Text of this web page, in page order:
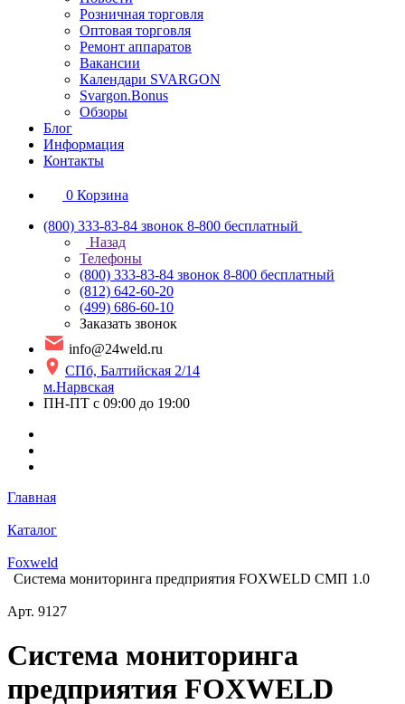
Розничная торговля
Оптовая торговля
Ремонт аппаратов
Вакансии
Календари SVARGON
Svargon.Bonus
Обзоры
Блог
Информация
Контакты
0 Корзина
(800) 333-83-84 звонок 8-800 бесплатный
Назад
Телефоны
(800) 333-83-84 звонок 8-800 бесплатный
(812) 642-60-20
(499) 686-60-10
Заказать звонок
info@24weld.ru
СПб, Балтийская 2/14
м.Нарвская
ПН-ПТ с 09:00 до 19:00
Главная
Каталог
Foxweld
Система мониторинга предприятия FOXWELD СМП 1.0
Арт. 9127
Система мониторинга
предприятия FOXWELD